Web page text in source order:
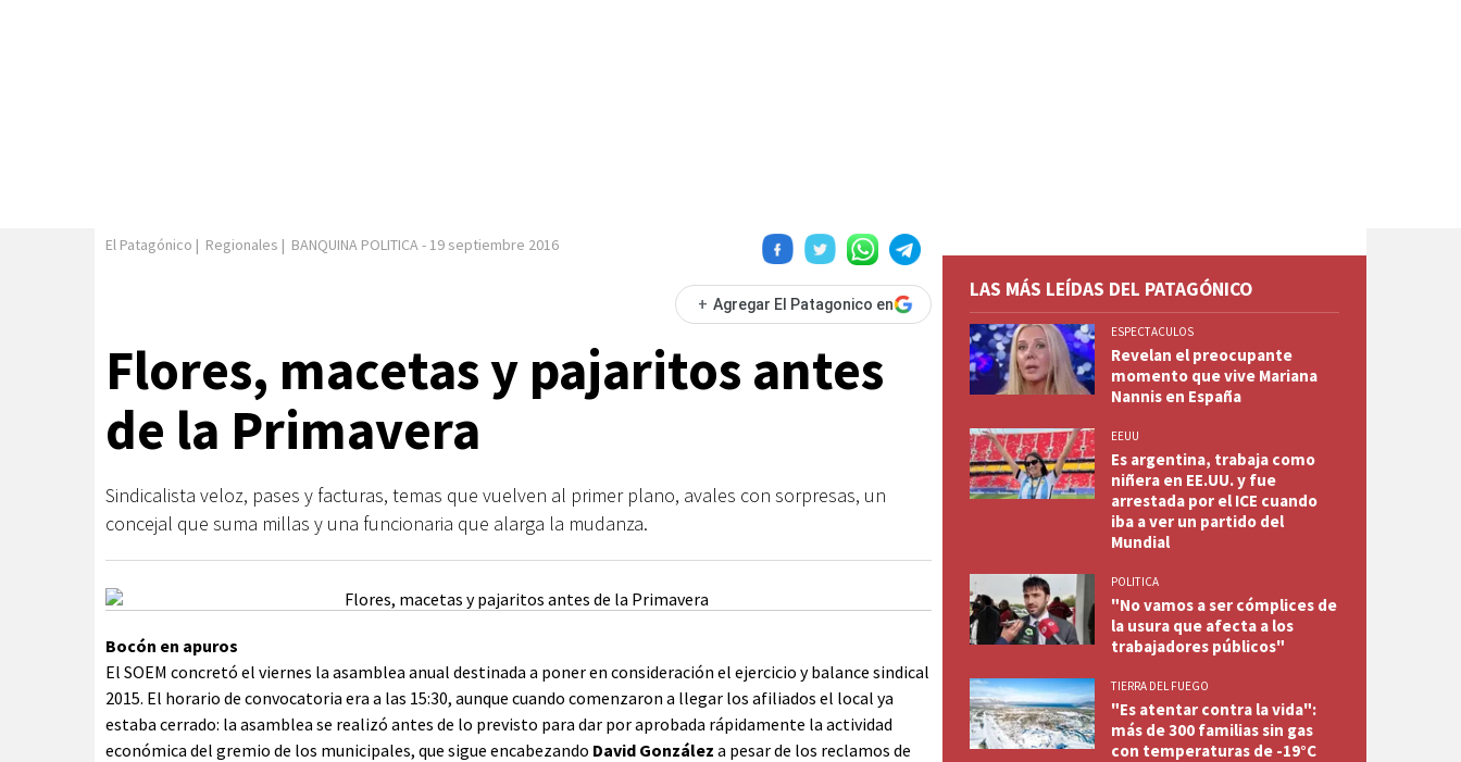
El Patagónico | Regionales | BANQUINA POLITICA- 19 septiembre 2016
+ Agregar El Patagonico en
Flores, macetas y pajaritos antes
de la Primavera
Sindicalista veloz, pases y facturas, temas que vuelven al primer plano, avales con sorpresas, un
concejal que suma millas y una funcionaria que alarga la mudanza.
Bocón en apuros
El SOEM concretó el viernes la asamblea anual destinada a poner en consideración el ejercicio y balance sindical
2015. El horario de convocatoria era a las 15:30, aunque cuando comenzaron a llegar los afiliados el local ya
estaba cerrado: la asamblea se realizó antes de lo previsto para dar por aprobada rápidamente la actividad
económica del gremio de los municipales, que sigue encabezando David González a pesar de los reclamos de
LAS MÁS LEÍDAS DEL PATAGÓNICO
ESPECTACULOS
Revelan el preocupante
momento que vive Mariana
Nannis en España
EEUU
Es argentina, trabaja como
niñera en EE.UU. y fue
arrestada por el ICE cuando
iba a ver un partido del
Mundial
POLITICA
"No vamos a ser cómplices de
la usura que afecta a los
trabajadores públicos"
TIERRA DEL FUEGO
"Es atentar contra la vida":
más de 300 familias sin gas
con temperaturas de -19°C